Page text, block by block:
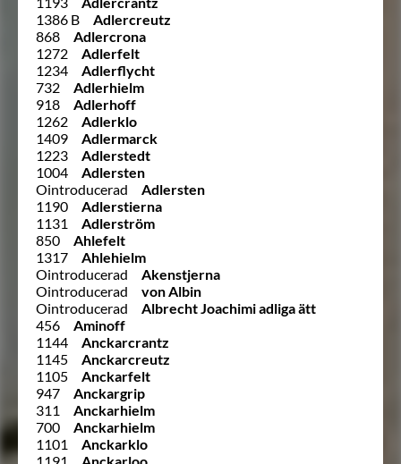
1386 B
Adlercreutz
868
Adlercrona
1272
Adlerfelt
1234
Adlerflycht
732
Adlerhielm
918
Adlerhoff
1262
Adlerklo
1409
Adlermarck
1223
Adlerstedt
1004
Adlersten
Ointroducerad
Adlersten
1190
Adlerstierna
1131
Adlerström
850
Ahlefelt
1317
Ahlehielm
Ointroducerad
Akenstjerna
Ointroducerad
von Albin
Ointroducerad
Albrecht Joachimi adliga ätt
456
Aminoff
1144
Anckarcrantz
1145
Anckarcreutz
1105
Anckarfelt
947
Anckargrip
311
Anckarhielm
700
Anckarhielm
1101
Anckarklo